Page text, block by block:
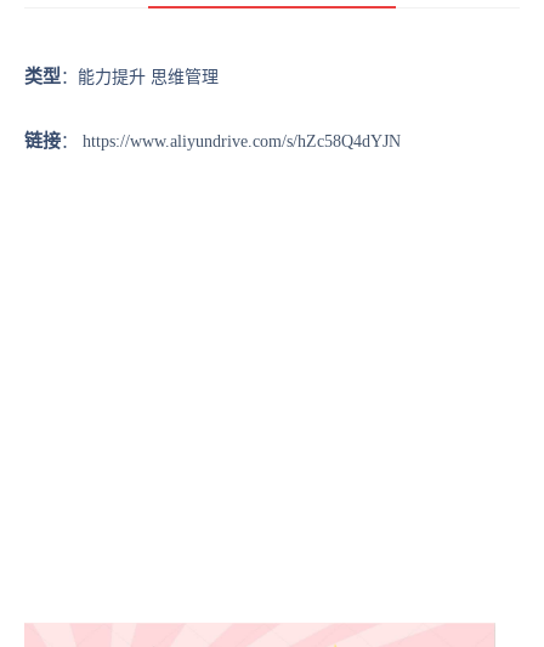
类型 ：能力提升 思维管理
链接： https://www.aliyundrive.com/s/hZc58Q4dYJN